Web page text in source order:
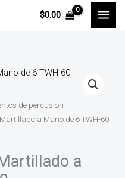
$0.00
de percusión
a Mano de 6 TWH-60
a